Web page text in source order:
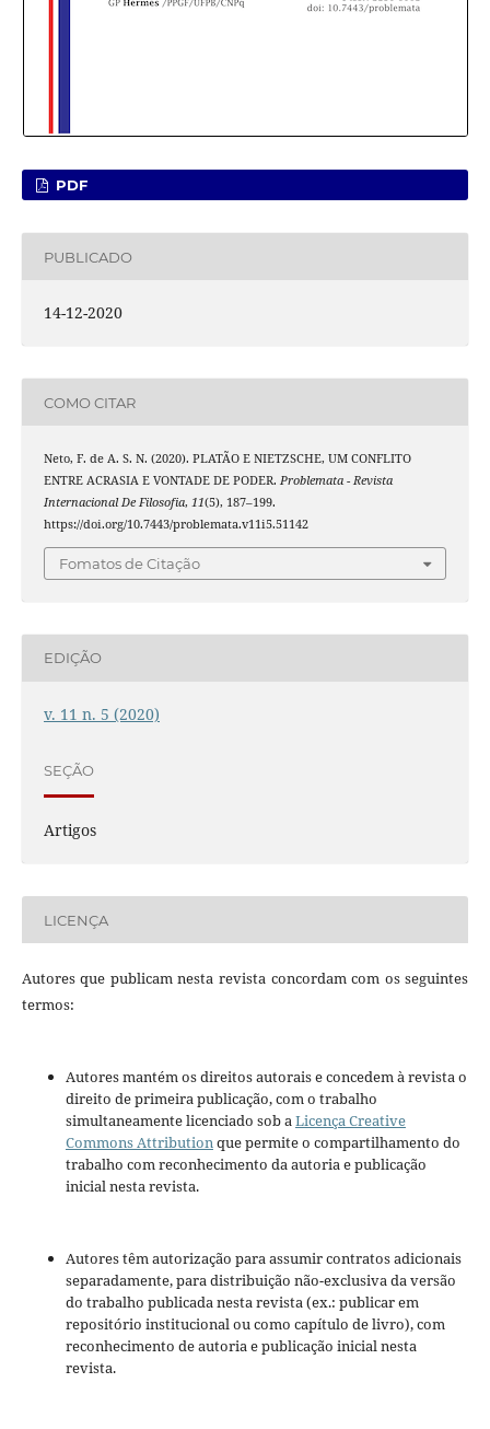
PDF
PUBLICADO
14-12-2020
COMO CITAR
Neto, F. de A. S. N. (2020). PLATÃO E NIETZSCHE, UM CONFLITO
ENTRE ACRASIA E VONTADE DE PODER. Problemata - Revista
Internacional De Filosofia, 11(5), 187–199.
https://doi.org/10.7443/problemata.v11i5.51142
Fomatos de Citação
EDIÇÃO
v. 11 n. 5 (2020)
SEÇÃO
Artigos
LICENÇA
Autores que publicam nesta revista concordam com os seguintes
termos:
Autores mantém os direitos autorais e concedem à revista o
direito de primeira publicação, com o trabalho
simultaneamente licenciado sob aLicença Creative
Commons Attributionque permite o compartilhamento do
trabalho com reconhecimento da autoria e publicação
inicial nesta revista.
Autores têm autorização para assumir contratos adicionais
separadamente, para distribuição não-exclusiva da versão
do trabalho publicada nesta revista (ex.: publicar em
repositório institucional ou como capítulo de livro), com
reconhecimento de autoria e publicação inicial nesta
revista.